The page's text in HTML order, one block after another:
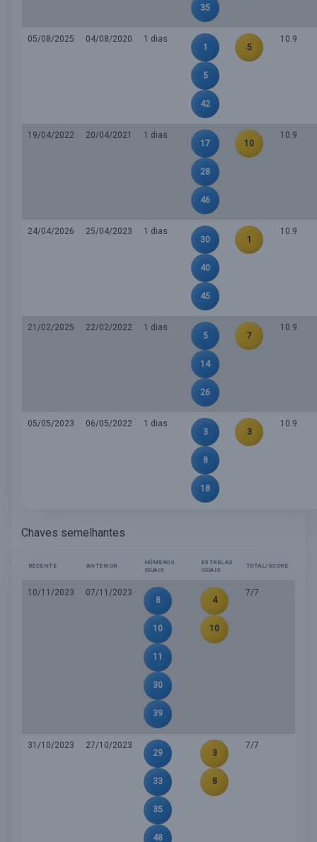
35
05/08/2025 04/08/2020
1 dias
1
5
42
5
10.9
19/04/2022 20/04/2021
1 dias
17
28
46
10
10.9
24/04/2026 25/04/2023
1 dias
30
40
45
1
10.9
21/02/2025 22/02/2022
1 dias
5
14
26
7
10.9
05/05/2023 06/05/2022
1 dias
3
8
18
3
10.9
Chaves semelhantes
RECENTE ANTERIOR
NÚMEROS
IGUAIS
ESTRELAS
IGUAIS
TOTAL/SCORE
10/11/2023
07/11/2023
8
10
11
30
39
4
10
7/7
31/10/2023
27/10/2023
29
33
35
48
3
8
7/7